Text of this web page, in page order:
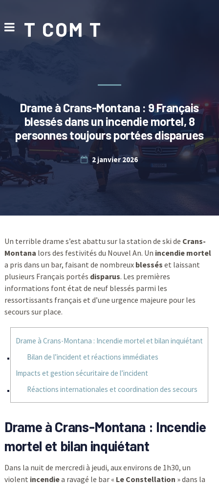
T COM T
Drame à Crans-Montana : 9 Français
blessés dans un incendie mortel, 8
personnes toujours portées disparues
2 janvier 2026
Un terrible drame s’est abattu sur la station de ski de Crans-
Montana lors des festivités du Nouvel An. Un incendie mortel
a pris dans un bar, faisant de nombreux blessés et laissant
plusieurs Français portés disparus. Les premières
informations font état de neuf blessés parmi les
ressortissants français et d’une urgence majeure pour les
secours sur place.
Drame à Crans-Montana : Incendie mortel et bilan inquiétant
Bilan de l’incident et réactions immédiates
Impacts et gestion sécuritaire de l’incident
Réactions internationales et coordination des secours
Drame à Crans-Montana : Incendie
mortel et bilan inquiétant
Dans la nuit de mercredi à jeudi, aux environs de 1h30, un
violent incendiea ravagé le bar « Le Constellation » dans la